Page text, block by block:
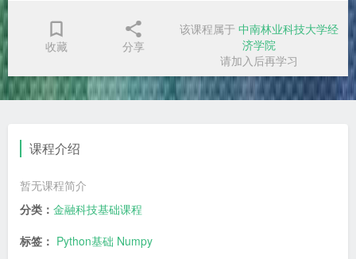
收藏 分享
该课程属于 中南林业科技大学经
济学院
请加入后再学习
课程介绍
暂无课程简介
分类： 金融科技基础课程
标签： Python基础 Numpy